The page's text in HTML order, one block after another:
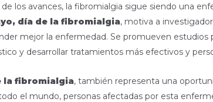
los avances, la fibromialgia sigue siendo una
día de la fibromialgia, motiva a
mejor la enfermedad. Se promueven estudios
y desarrollar tratamientos más efectivos y
la fibromialgia, también representa una
el mundo, personas afectadas por esta